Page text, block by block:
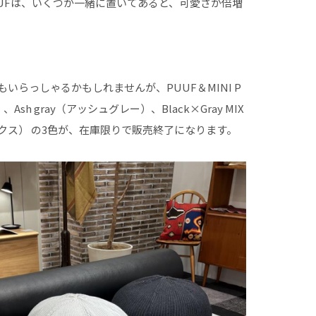
いらっしゃるかもしれませんが、PUUF＆MINI P
Ash gray（アッシュグレー）、Black×Gray MIX
） の3色が、在庫限りで販売終了になります。